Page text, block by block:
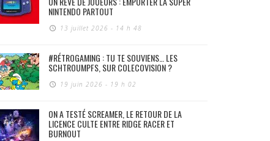
NINTENDO PARTOUT
13 juillet 2026 - 14 h 48
#RÉTROGAMING : TU TE SOUVIENS… LES
SCHTROUMPFS, SUR COLECOVISION ?
19 juin 2026 - 19 h 02
ON A TESTÉ SCREAMER, LE RETOUR DE LA
LICENCE CULTE ENTRE RIDGE RACER ET
BURNOUT